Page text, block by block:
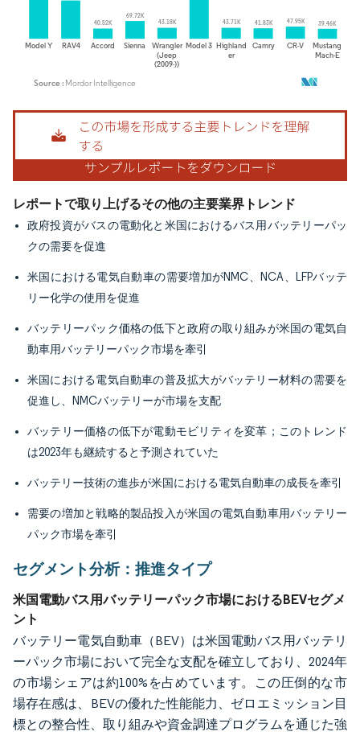
画像 © Mordor Intelligence。再利用にはCC BY 4.0の表示が必要です。
レポートで取り上げるその他の主要業界トレンド
政府投資がバスの電動化と米国におけるバス用バッテリーパッ
クの需要を促進
米国における電気自動車の需要増加がNMC、NCA、LFPバッテ
リー化学の使用を促進
バッテリーパック価格の低下と政府の取り組みが米国の電気自
動車用バッテリーパック市場を牽引
米国における電気自動車の普及拡大がバッテリー材料の需要を
促進し、NMCバッテリーが市場を支配
バッテリー価格の低下が電動モビリティを変革；このトレンド
は2023年も継続すると予測されていた
バッテリー技術の進歩が米国における電気自動車の成長を牽引
需要の増加と戦略的製品投入が米国の電気自動車用バッテリー
パック市場を牽引
セグメント分析：推進タイプ
米国電動バス用バッテリーパック市場におけるBEVセグメ
ント
バッテリー電気自動車（BEV）は米国電動バス用バッテリ
ーパック市場において完全な支配を確立しており、2024年
の市場シェアは約100%を占めています。この圧倒的な市
場存在感は、BEVの優れた性能能力、ゼロエミッション目
標との整合性、取り組みや資金調達プログラムを通じた強